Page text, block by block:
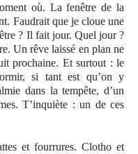
où. La fenêtre de la
Faudrait que je cloue une
? Il fait jour. Quel jour ?
Un rêve laissé en plan ne
prochaine. Et surtout : le
si tant est qu’on y
dans la tempête, d’un
T’inquiète : un de ces
et fourrures. Clotho et